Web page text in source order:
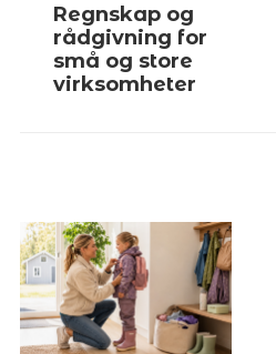
Regnskap og
rådgivning for
små og store
virksomheter